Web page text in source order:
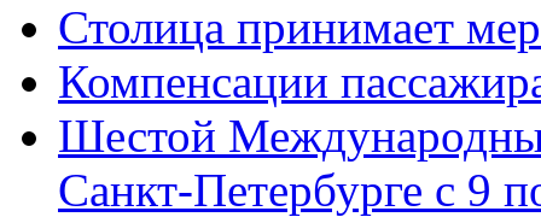
Столица принимает
Компенсации
Шестой
Санкт-Петербурге с 9